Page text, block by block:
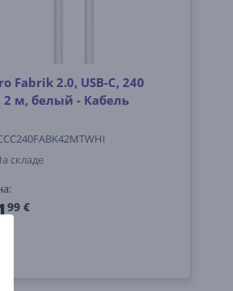
Fabrik 2.0, USB-C, 240
2 м, белый - Кабель
складе
99 €